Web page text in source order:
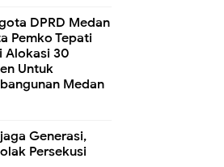
DPRD Medan
Pemko Tepati
Alokasi 30
Untuk
Medan
Generasi,
Persekusi